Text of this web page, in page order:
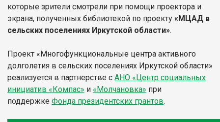
которые зрители смотрели при помощи проектора и
экрана, полученных библиотекой по проекту «МЦАД в
сельских поселениях Иркутской области».
Проект «Многофункциональные центра активного
долголетия в сельских поселениях Иркутской области»
реализуется в партнерстве с АНО «Центр социальных
инициатив «Компас» и «Молчановка» при
поддержке Фонда президентских грантов.